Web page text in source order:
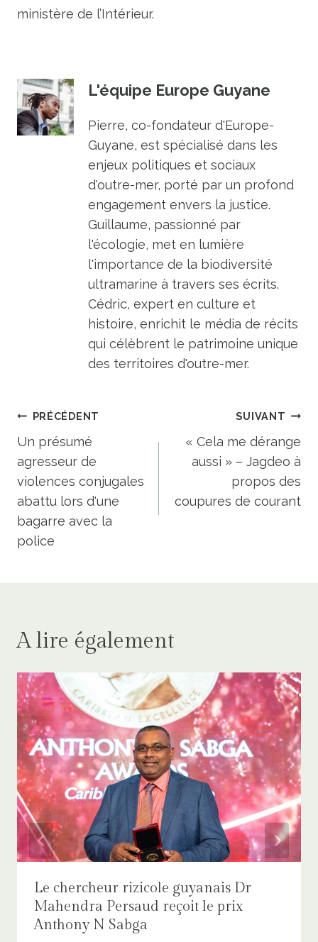
ministère de l’Intérieur.
L'équipe Europe Guyane
Pierre, co-fondateur d'Europe-
Guyane, est spécialisé dans les
enjeux politiques et sociaux
d'outre-mer, porté par un profond
engagement envers la justice.
Guillaume, passionné par
l'écologie, met en lumière
l'importance de la biodiversité
ultramarine à travers ses écrits.
Cédric, expert en culture et
histoire, enrichit le média de récits
qui célèbrent le patrimoine unique
des territoires d'outre-mer.
Navigation
de
l’article
PRÉCÉDENT
Un présumé
agresseur de
violences conjugales
abattu lors d'une
bagarre avec la
police
SUIVANT
« Cela me dérange
aussi » – Jagdeo à
propos des
coupures de courant
A lire également
Le chercheur rizicole guyanais Dr
Mahendra Persaud reçoit le prix
Anthony N Sabga